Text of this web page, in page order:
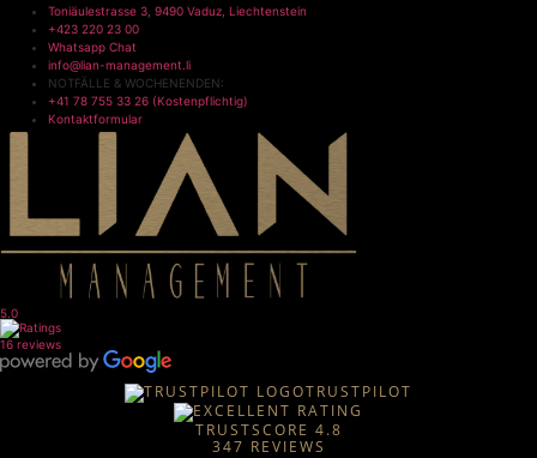
Toniäulestrasse 3, 9490 Vaduz, Liechtenstein
+423 220 23 00
Whatsapp Chat
info@lian-management.li
NOTFÄLLE & WOCHENENDEN:
+41 78 755 33 26 (Kostenpflichtig)
Kontaktformular
5.0
16 reviews
TRUSTPILOT
TRUSTSCORE 4.8
347 REVIEWS